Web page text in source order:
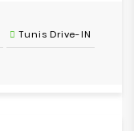
Tunis Drive-IN